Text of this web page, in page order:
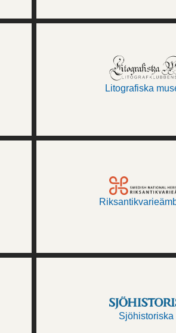
Litografiska
Sjöhistoriska